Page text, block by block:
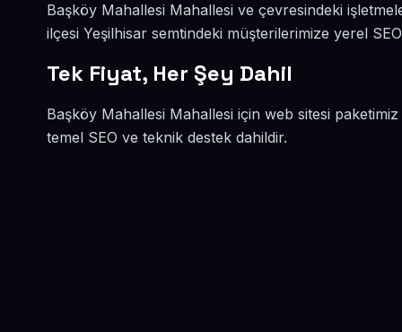
Başköy Mahallesi Mahallesi ve çevresindeki
ilçesi Yeşilhisar semtindeki müşterilerimize yerel
Tek Fiyat, Her Şey Dahil
Başköy Mahallesi Mahallesi için web sitesi paketimiz
temel SEO ve teknik destek dahildir.